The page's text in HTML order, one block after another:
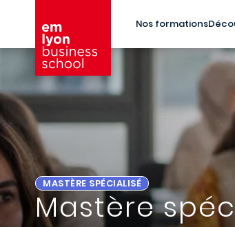
Nos formations
MASTÈRE SPÉCIALISÉ
Mastère